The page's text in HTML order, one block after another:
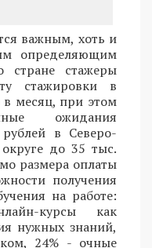
важным, хоть и
определяющим
стране стажеры
стажировки в
в месяц, при этом
ожидания
в Северо-
до 35 тыс.
размера оплаты
получения
на работе:
курсы как
нужных знаний,
24% - очные